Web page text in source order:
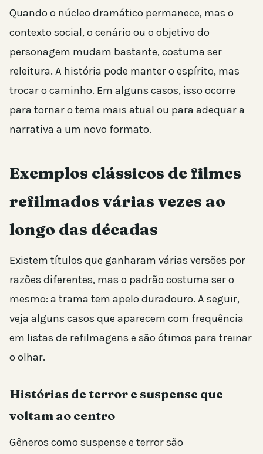
Quando o núcleo dramático permanece, mas o
contexto social, o cenário ou o objetivo do
personagem mudam bastante, costuma ser
releitura. A história pode manter o espírito, mas
trocar o caminho. Em alguns casos, isso ocorre
para tornar o tema mais atual ou para adequar a
narrativa a um novo formato.
Exemplos clássicos de filmes
refilmados várias vezes ao
longo das décadas
Existem títulos que ganharam várias versões por
razões diferentes, mas o padrão costuma ser o
mesmo: a trama tem apelo duradouro. A seguir,
veja alguns casos que aparecem com frequência
em listas de refilmagens e são ótimos para treinar
o olhar.
Histórias de terror e suspense que
voltam ao centro
Gêneros como suspense e terror são